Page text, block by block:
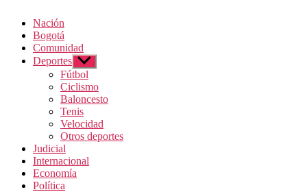
Nación
Bogotá
Comunidad
Deportes Mostrar
el
submenú
Fútbol
Ciclismo
Baloncesto
Tenis
Velocidad
Otros deportes
Judicial
Internacional
Economía
Política